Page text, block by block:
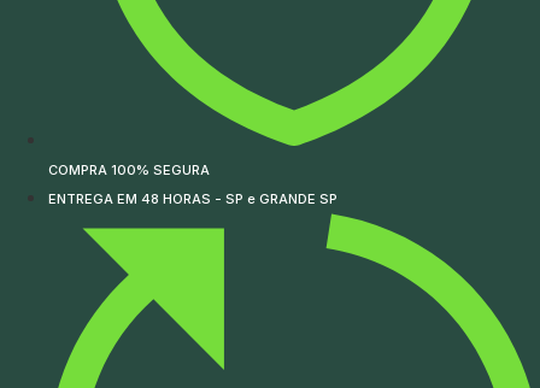
COMPRA 100% SEGURA
ENTREGA EM 48 HORAS - SP e GRANDE SP